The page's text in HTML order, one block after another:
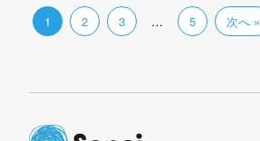
1 2 3 … 5 次へ »